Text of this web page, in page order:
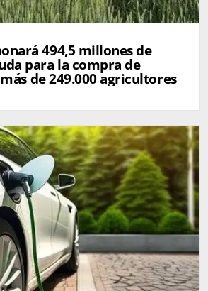
494,5 millones de
para la compra de
de 249.000 agricultores